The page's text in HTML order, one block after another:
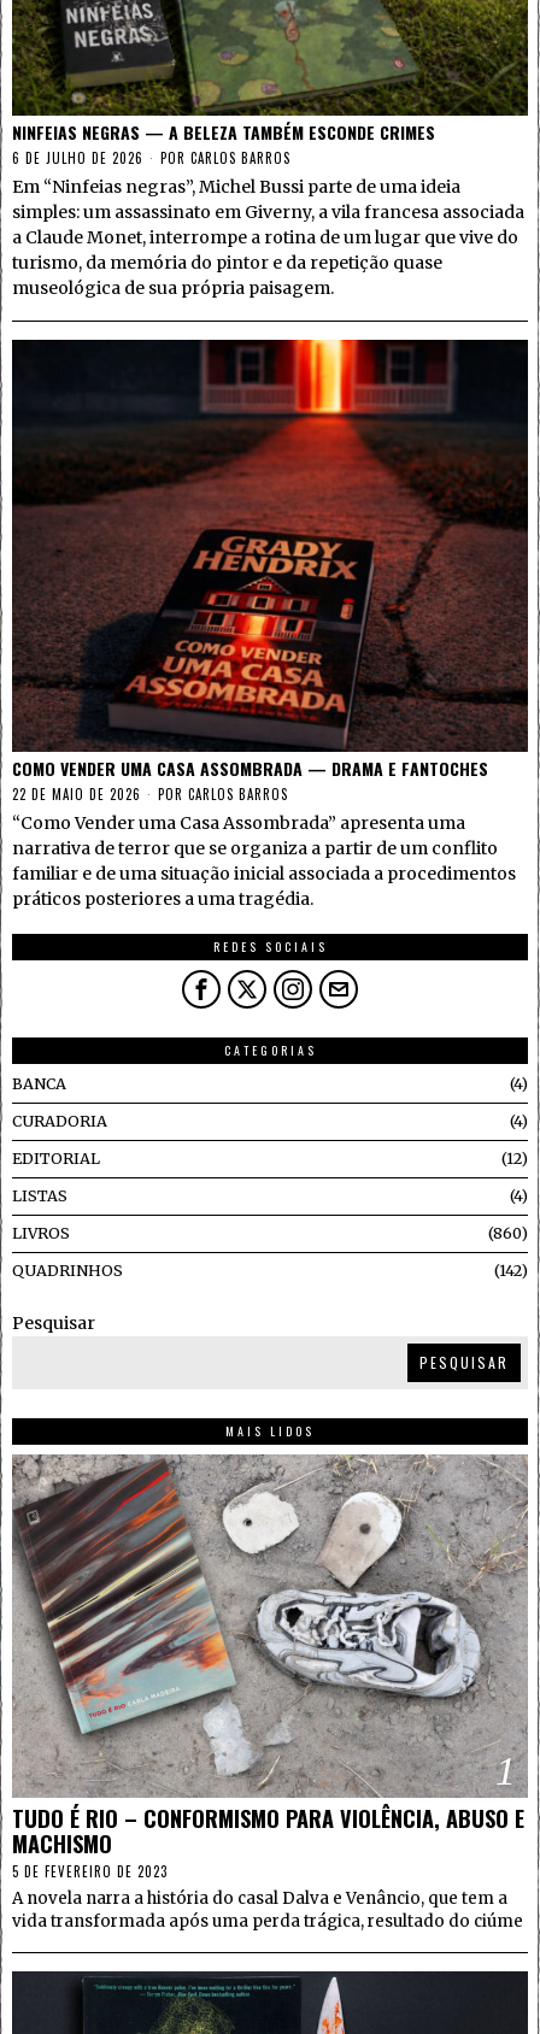
NINFEIAS NEGRAS — A BELEZA TAMBÉM ESCONDE CRIMES
6 DE JULHO DE 2026 POR CARLOS BARROS
Em “Ninfeias negras”, Michel Bussi parte de uma ideia
simples: um assassinato em Giverny, a vila francesa associada
a Claude Monet, interrompe a rotina de um lugar que vive do
turismo, da memória do pintor e da repetição quase
museológica de sua própria paisagem.
COMO VENDER UMA CASA ASSOMBRADA — DRAMA E FANTOCHES
22 DE MAIO DE 2026 POR CARLOS BARROS
“Como Vender uma Casa Assombrada” apresenta uma
narrativa de terror que se organiza a partir de um conflito
familiar e de uma situação inicial associada a procedimentos
práticos posteriores a uma tragédia.
REDES SOCIAIS
CATEGORIAS
BANCA
4
CURADORIA 4
EDITORIAL 12
LISTAS 4
LIVROS 860
QUADRINHOS 142
Pesquisar
PESQUISAR
MAIS LIDOS
1
TUDO É RIO – CONFORMISMO PARA VIOLÊNCIA, ABUSO E
MACHISMO
5 DE FEVEREIRO DE 2023
A novela narra a história do casal Dalva e Venâncio, que tem a
vida transformada após uma perda trágica, resultado do ciúme